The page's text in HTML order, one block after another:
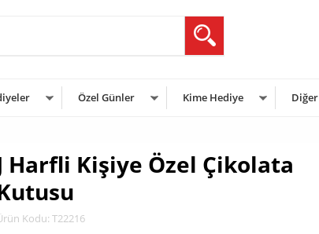
Özel Günler Kime Hediye Diğer
Harfli Kişiye Özel Çikolata
Kodu: T22216